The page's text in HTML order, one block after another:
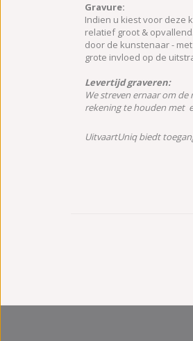
Gravure:
Indien u kiest voor deze
relatief groot &
door de kunstenaar -
grote invloed op de
Levertijd graveren:
We streven ernaar om
rekening te houden met
UitvaartUniq biedt